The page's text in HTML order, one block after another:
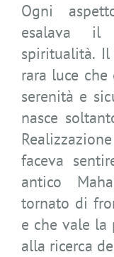
Ogni
esalava il
spiritualità.
rara luce che
serenità e
nasce
faceva
antico
tornato di
e che vale la
alla ricerca